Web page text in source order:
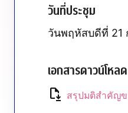
วันที่ประชุม
วันพฤหัสบดีที่ 21
เอกสารดาวน์โหลด
file_save สรุปมติสำคัญ